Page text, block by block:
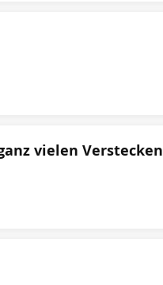
vielen Verstecken